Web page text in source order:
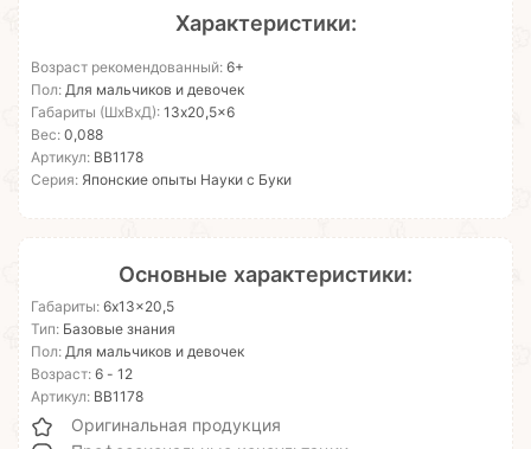
Характеристики:
Возраст рекомендованный: 6+
Пол: Для мальчиков и девочек
Габариты (ШхВхД): 13x20,5x6
Вес: 0,088
Артикул: ВВ1178
Серия: Японские опыты Науки с Буки
Основные характеристики:
Габариты: 6x13x20,5
Тип: Базовые знания
Пол: Для мальчиков и девочек
Возраст: 6 - 12
Артикул: ВВ1178
Оригинальная продукция